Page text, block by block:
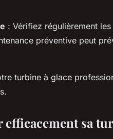
: Vérifiez régulièrement
préventive peut
turbine à glace
sa